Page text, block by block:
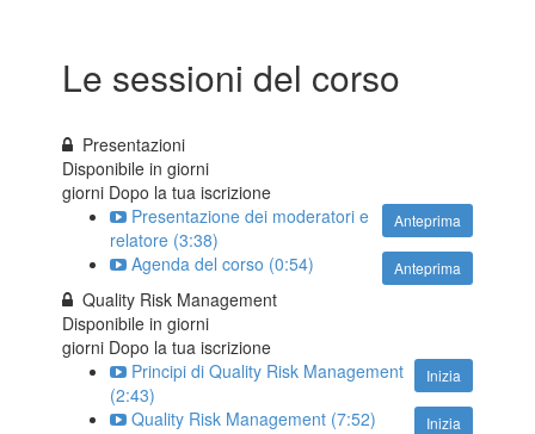
Le sessioni del corso
Presentazioni
Disponibile ingiorni
giorni Dopo la tua iscrizione
Anteprima
Presentazione dei moderatori e
relatore (3:38)
Anteprima
Agenda del corso (0:54)
Quality Risk Management
Disponibile ingiorni
giorni Dopo la tua iscrizione
Inizia
Principi di Quality Risk Management
(2:43)
Inizia
Quality Risk Management (7:52)